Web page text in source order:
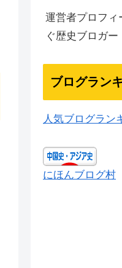
運営者プロフィ
ぐ歴史ブロガー
ブログラン
人気ブログラン
にほんブログ村